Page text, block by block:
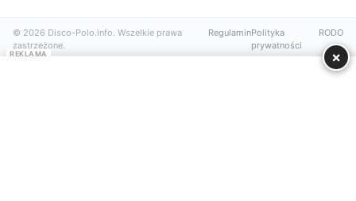
© 2026 Disco-Polo.info. Wszelkie prawa
zastrzeżone.
RegulaminPolityka
prywatności
RODO
REKLAMA ×